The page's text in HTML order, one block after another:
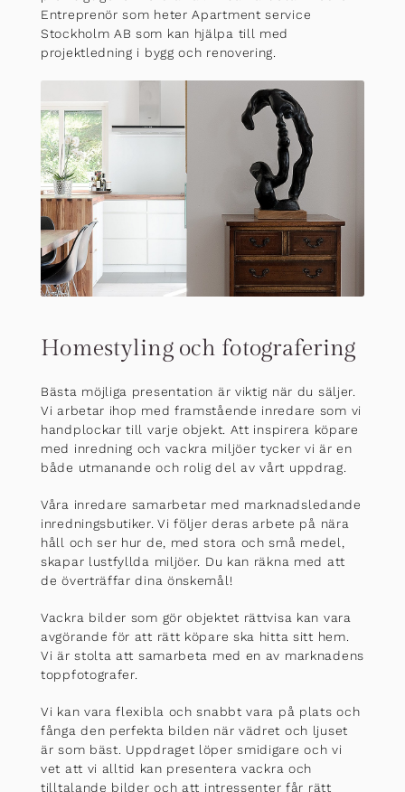
Entreprenör som heter Apartment service
Stockholm AB som kan hjälpa till med
projektledning i bygg och renovering.
Homestyling och fotografering
Bästa möjliga presentation är viktig när du säljer.
Vi arbetar ihop med framstående inredare som vi
handplockar till varje objekt. Att inspirera köpare
med inredning och vackra miljöer tycker vi är en
både utmanande och rolig del av vårt uppdrag.
Våra inredare samarbetar med marknadsledande
inredningsbutiker. Vi följer deras arbete på nära
håll och ser hur de, med stora och små medel,
skapar lustfyllda miljöer. Du kan räkna med att
de överträffar dina önskemål!
Vackra bilder som gör objektet rättvisa kan vara
avgörande för att rätt köpare ska hitta sitt hem.
Vi är stolta att samarbeta med en av marknadens
toppfotografer.
Vi kan vara flexibla och snabbt vara på plats och
fånga den perfekta bilden när vädret och ljuset
är som bäst. Uppdraget löper smidigare och vi
vet att vi alltid kan presentera vackra och
tilltalande bilder och att intressenter får rätt